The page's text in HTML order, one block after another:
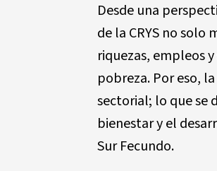
Desde una
de la CRYS no
riquezas, empleos
pobreza. Por eso,
sectorial; lo que se
bienestar y el
Sur Fecundo.